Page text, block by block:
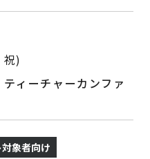
)
ィーチャーカンファ
象者向け